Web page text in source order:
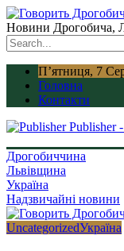
Новини Дрогобича,
П’ятниця, 7
Головна
Контакти
Publisher
Дрогобиччина
Львівщина
Україна
Надзвичайні новини
UncategorizedУкраїна